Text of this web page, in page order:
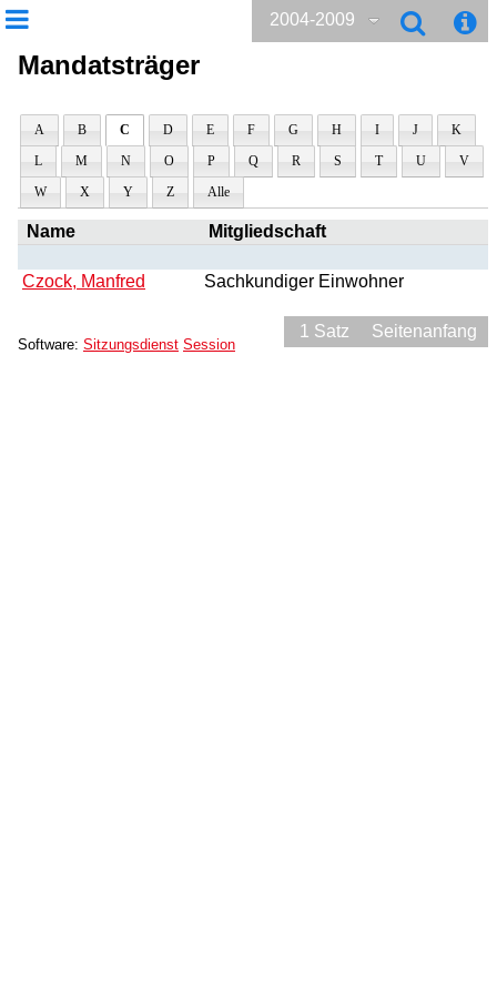
2004-2009
Mandatsträger
A B C D E F G H I J
K
L
M N O P Q R S T U
V
W
X Y Z Alle
Name Mitgliedschaft
Czock, Manfred Sachkundiger Einwohner
1 Satz Seitenanfang
Software: Sitzungsdienst Session